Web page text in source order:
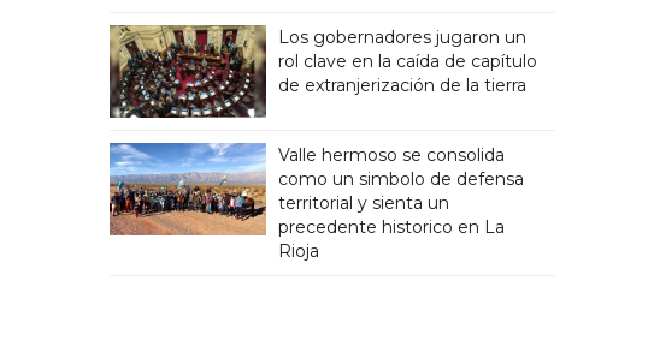
Los gobernadores jugaron un
rol clave en la caída de capítulo
de extranjerización de la tierra
Valle hermoso se consolida
como un simbolo de defensa
territorial y sienta un
precedente historico en La
Rioja